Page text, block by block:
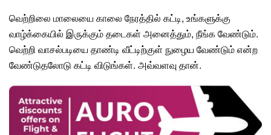
வெற்றிலை மாலையை காலை நேரத்தில் கட்டி, உங்களுக்கு
வாழ்க்கையில் இருக்கும் தடைகள் அனைத்தும், நீங்க வேண்டும்.
வெற்றி வாசல்படியை தாண்டி வீட்டிற்குள் நுழைய வேண்டும் என்ற
வேண்டுதலோடு கட்டி விடுங்கள். அவ்வளவு தான்.